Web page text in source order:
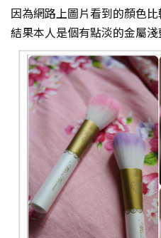
因為網路上圖片看到的顏色
結果本人是個有點淡的金屬